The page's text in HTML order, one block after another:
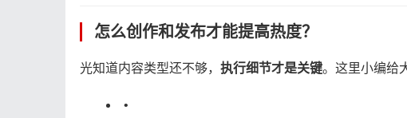
怎么创作和发布才能提高热度？
光知道内容类型还不够，​ ​执行细节才是关键​。这里小编给
•